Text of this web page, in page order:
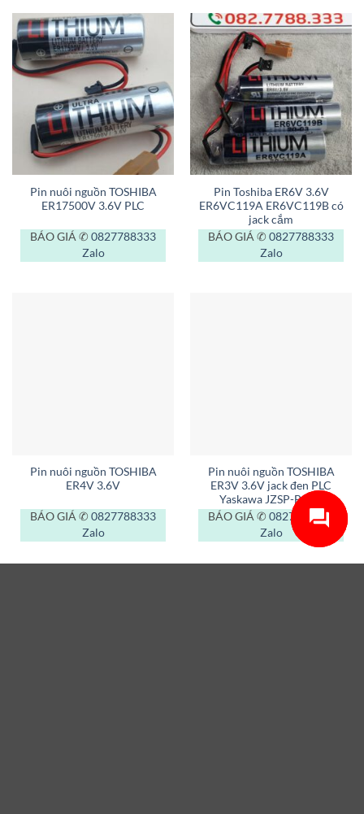
Pin nuôi nguồn TOSHIBA
ER17500V 3.6V PLC
BÁO GIÁ ✆ 0827788333
Zalo
Pin Toshiba ER6V 3.6V
ER6VC119A ER6VC119B có
jack cắm
BÁO GIÁ ✆ 0827788333
Zalo
Pin nuôi nguồn TOSHIBA
ER4V 3.6V
BÁO GIÁ ✆ 0827788333
Zalo
Pin nuôi nguồn TOSHIBA
ER3V 3.6V jack đen PLC
Yaskawa JZSP-BA01
BÁO GIÁ ✆ 0827788333
Zalo